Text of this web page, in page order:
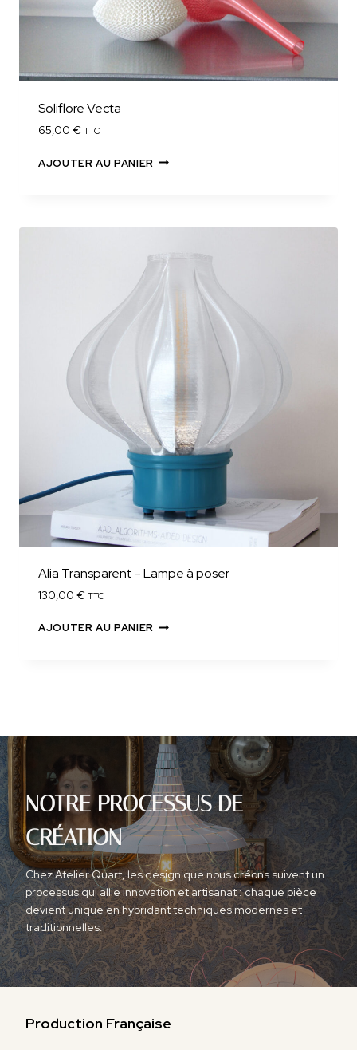
Soliflore Vecta
65,00 € TTC
AJOUTER AU PANIER
Alia Transparent – Lampe à poser
130,00 € TTC
AJOUTER AU PANIER
NOTRE PROCESSUS DE
CRÉATION
Chez Atelier Quart, les design que nous créons suivent un
processus qui allie innovation et artisanat : chaque pièce
devient unique en hybridant techniques modernes et
traditionnelles.
Production Française